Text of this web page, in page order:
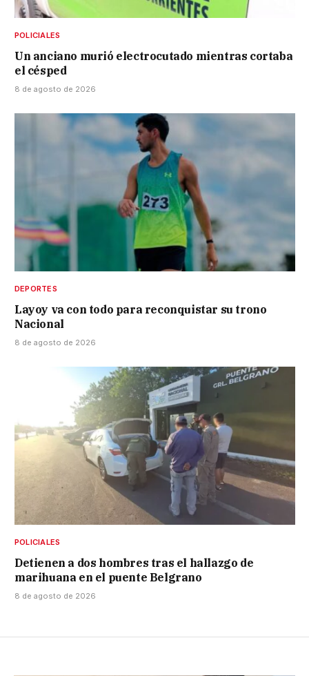
POLICIALES
Un anciano murió electrocutado mientras cortaba
el césped
8 de agosto de 2026
DEPORTES
Layoy va con todo para reconquistar su trono
Nacional
8 de agosto de 2026
POLICIALES
Detienen a dos hombres tras el hallazgo de
marihuana en el puente Belgrano
8 de agosto de 2026